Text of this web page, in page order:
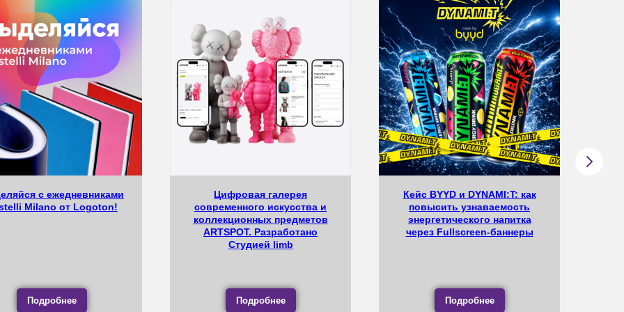
с ежедневниками
Milano от Logoton!
Подробнее
Цифровая галерея
современного искусства и
коллекционных предметов
ARTSPOT. Разработано
Студией limb
Подробнее
Кейс BYYD и DYNAMI:T: как
повысить узнаваемость
энергетического напитка
через Fullscreen-баннеры
Подробнее